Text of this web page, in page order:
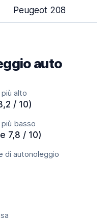
Peugeot 208
auto
alto
/ 10)
basso
7,8 / 10)
di autonoleggio